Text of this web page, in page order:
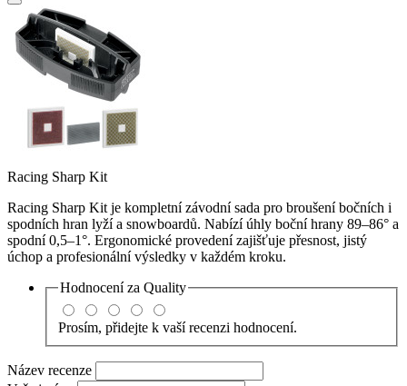
Racing Sharp Kit
Racing Sharp Kit je kompletní závodní sada pro broušení bočních i
spodních hran lyží a snowboardů. Nabízí úhly boční hrany 89–86° a
spodní 0,5–1°. Ergonomické provedení zajišťuje přesnost, jistý
úchop a profesionální výsledky v každém kroku.
Hodnocení za Quality
Prosím, přidejte k vaší recenzi hodnocení.
Název recenze